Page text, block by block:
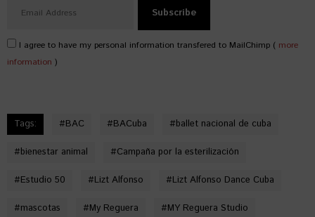
I agree to have my personal information transfered to MailChimp ( more
information )
Tags: #BAC #BACuba #ballet nacional de cuba
#bienestar animal #Campaña por la esterilización
#Estudio 50 #Lizt Alfonso #Lizt Alfonso Dance Cuba
#mascotas #My Reguera #MY Reguera Studio